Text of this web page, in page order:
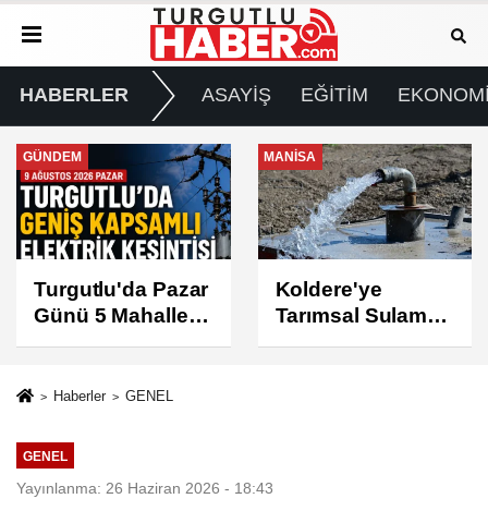
HABERLER ASAYİŞ EĞİTİM
MANİSA
Koldere'ye
Tarımsal Sulama
Desteği
GÜNDEM
Manisa'da 1.200
Kınalı Keklik
Doğaya Salındı
Haberler GENEL
GENEL
Yayınlanma: 26 Haziran 2026 - 18:43